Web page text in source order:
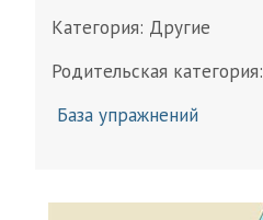
Категория: Другие
Родительская категория:
База упражнений